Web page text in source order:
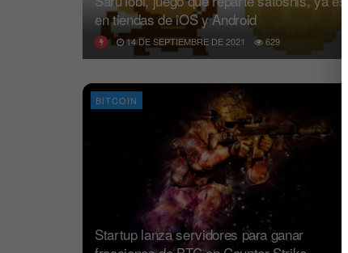
en tiendas de iOS y Android
14 DE SEPTIEMBRE DE 2021 629
BITCOIN
Startup lanza servidores para ganar